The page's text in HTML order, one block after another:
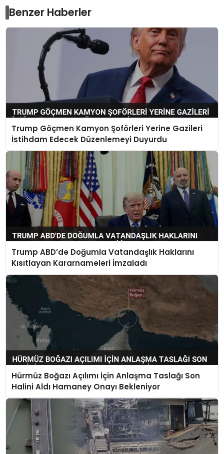
Benzer Haberler
Trump Göçmen Kamyon Şoförleri Yerine Gazileri
İstihdam Edecek Düzenlemeyi Duyurdu
Trump ABD’de Doğumla Vatandaşlık Haklarını
Kısıtlayan Kararnameleri İmzaladı
Hürmüz Boğazı Açılımı İçin Anlaşma Taslağı Son
Halini Aldı Hamaney Onayı Bekleniyor